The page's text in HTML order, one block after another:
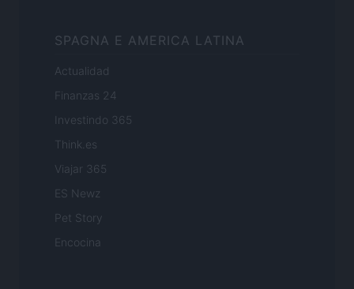
SPAGNA E AMERICA LATINA
Actualidad
Finanzas 24
Investindo 365
Think.es
Viajar 365
ES Newz
Pet Story
Encocina